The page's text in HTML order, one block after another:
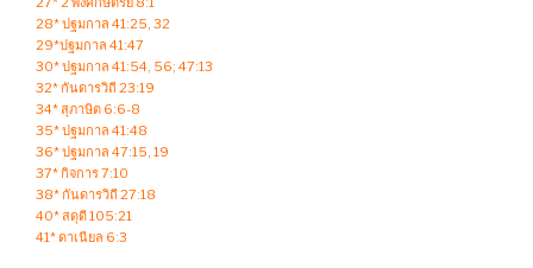
28* ปฐมกาล 41:25, 32
29*ปฐมกาล 41:47
30* ปฐมกาล 41:54, 56; 47:13
32* กันดารวิถี 23:19
34* สุภาษิต 6:6-8
35* ปฐมกาล 41:48
36* ปฐมกาล 47:15, 19
37* กิจการ 7:10
38* กันดารวิถี 27:18
40* สดุดี 105:21
41* ดาเนียล 6:3